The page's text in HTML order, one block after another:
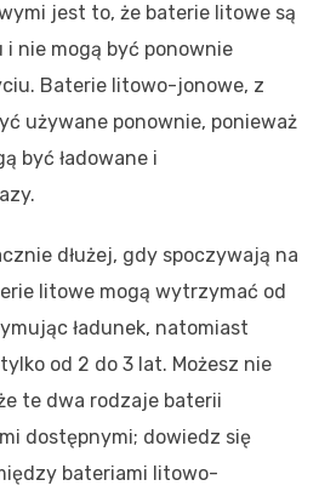
jest to, że baterie litowe są
nie mogą być ponownie
Baterie litowo-jonowe, z
używane ponownie, ponieważ
być ładowane i
dłużej, gdy spoczywają na
litowe mogą wytrzymać od
ładunek, natomiast
od 2 do 3 lat. Możesz nie
te dwa rodzaje baterii
dostępnymi; dowiedz się
bateriami litowo-